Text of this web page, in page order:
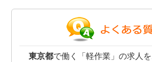
東京都で働く「軽作業」の求人